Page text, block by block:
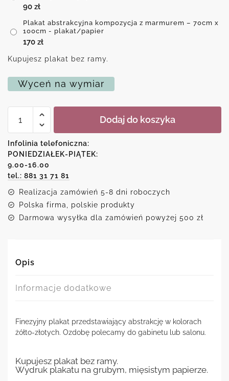
90 zł
Plakat abstrakcyjna kompozycja z marmurem – 70cm x
100cm - plakat/papier
170 zł
Kupujesz plakat bez ramy.
Wyceń na wymiar
Plakat
abstrakcyjna
z
marmurem
Dodaj do koszyka
Infolinia telefoniczna:
PONIEDZIAŁEK-PIĄTEK:
9.00-16.00
tel.: 881 31 71 81
Realizacja zamówień 5-8 dni roboczych
Polska firma, polskie produkty
Darmowa wysyłka dla zamówień powyżej 500 zł
Opis
Informacje dodatkowe
Finezyjny plakat przedstawiający abstrakcję w kolorach
żółto-złotych. Ozdobę polecamy do gabinetu lub salonu.
Kupujesz plakat bez ramy.
Wydruk plakatu na grubym, mięsistym papierze.